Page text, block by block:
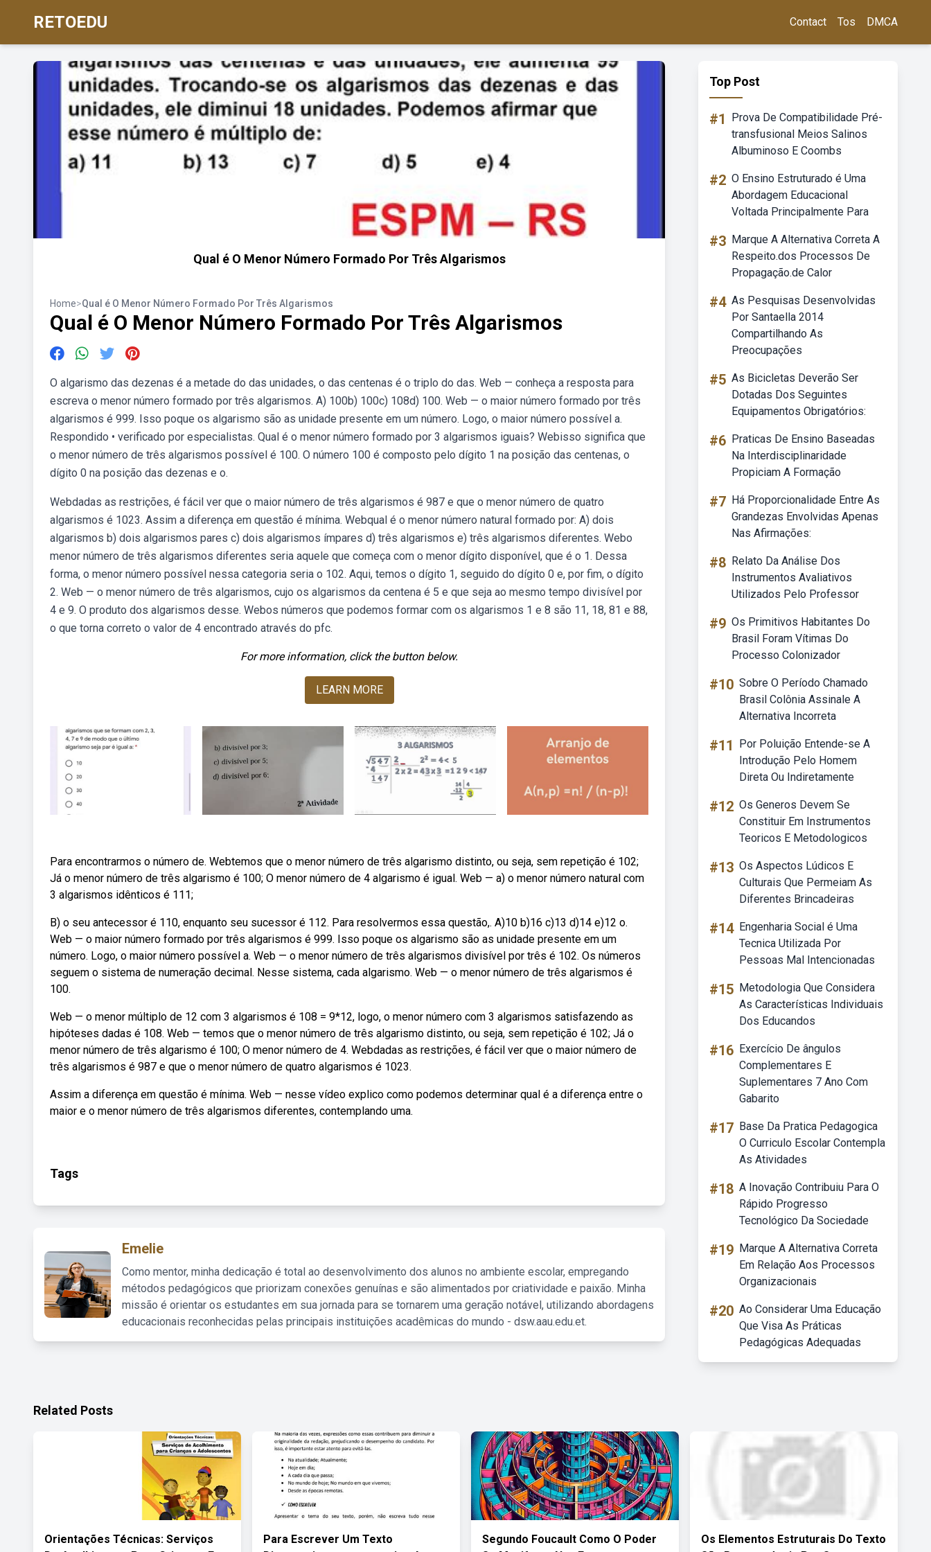
RETOEDU Contact Tos DMCA
Qual é O Menor Número Formado Por Três Algarismos
Home>Qual é O Menor Número Formado Por Três Algarismos
Qual é O Menor Número Formado Por Três Algarismos
O algarismo das dezenas é a metade do das unidades, o das centenas é o triplo do das. Web — conheça a resposta para
escreva o menor número formado por três algarismos. A) 100b) 100c) 108d) 100. Web — o maior número formado por três
algarismos é 999. Isso poque os algarismo são as unidade presente em um número. Logo, o maior número possível a.
Respondido • verificado por especialistas. Qual é o menor número formado por 3 algarismos iguais? Webisso significa que
o menor número de três algarismos possível é 100. O número 100 é composto pelo dígito 1 na posição das centenas, o
dígito 0 na posição das dezenas e o.
Webdadas as restrições, é fácil ver que o maior número de três algarismos é 987 e que o menor número de quatro
algarismos é 1023. Assim a diferença em questão é mínima. Webqual é o menor número natural formado por: A) dois
algarismos b) dois algarismos pares c) dois algarismos ímpares d) três algarismos e) três algarismos diferentes. Webo
menor número de três algarismos diferentes seria aquele que começa com o menor dígito disponível, que é o 1. Dessa
forma, o menor número possível nessa categoria seria o 102. Aqui, temos o dígito 1, seguido do dígito 0 e, por fim, o dígito
2. Web — o menor número de três algarismos, cujo os algarismos da centena é 5 e que seja ao mesmo tempo divisível por
4 e 9. O produto dos algarismos desse. Webos números que podemos formar com os algarismos 1 e 8 são 11, 18, 81 e 88,
o que torna correto o valor de 4 encontrado através do pfc.
For more information, click the button below.
LEARN MORE
Para encontrarmos o número de. Webtemos que o menor número de três algarismo distinto, ou seja, sem repetição é 102;
Já o menor número de três algarismo é 100; O menor número de 4 algarismo é igual. Web — a) o menor número natural com
3 algarismos idênticos é 111;
B) o seu antecessor é 110, enquanto seu sucessor é 112. Para resolvermos essa questão,. A)10 b)16 c)13 d)14 e)12 o.
Web — o maior número formado por três algarismos é 999. Isso poque os algarismo são as unidade presente em um
número. Logo, o maior número possível a. Web — o menor número de três algarismos divisível por três é 102. Os números
seguem o sistema de numeração decimal. Nesse sistema, cada algarismo. Web — o menor número de três algarismos é
100.
Web — o menor múltiplo de 12 com 3 algarismos é 108 = 9*12, logo, o menor número com 3 algarismos satisfazendo as
hipóteses dadas é 108. Web — temos que o menor número de três algarismo distinto, ou seja, sem repetição é 102; Já o
menor número de três algarismo é 100; O menor número de 4. Webdadas as restrições, é fácil ver que o maior número de
três algarismos é 987 e que o menor número de quatro algarismos é 1023.
Assim a diferença em questão é mínima. Web — nesse vídeo explico como podemos determinar qual é a diferença entre o
maior e o menor número de três algarismos diferentes, contemplando uma.
Tags
Emelie
Como mentor, minha dedicação é total ao desenvolvimento dos alunos no ambiente escolar, empregando
métodos pedagógicos que priorizam conexões genuínas e são alimentados por criatividade e paixão. Minha
missão é orientar os estudantes em sua jornada para se tornarem uma geração notável, utilizando abordagens
educacionais reconhecidas pelas principais instituições acadêmicas do mundo - dsw.aau.edu.et.
Top Post
#1
Prova De Compatibilidade Pré-
transfusional Meios Salinos
Albuminoso E Coombs
#2 O Ensino Estruturado é Uma
Abordagem Educacional
Voltada Principalmente Para
#3 Marque A Alternativa Correta A
Respeito.dos Processos De
Propagação.de Calor
#4 As Pesquisas Desenvolvidas
Por Santaella 2014
Compartilhando As
Preocupações
#5 As Bicicletas Deverão Ser
Dotadas Dos Seguintes
Equipamentos Obrigatórios:
#6 Praticas De Ensino Baseadas
Na Interdisciplinaridade
Propiciam A Formação
#7 Há Proporcionalidade Entre As
Grandezas Envolvidas Apenas
Nas Afirmações:
#8 Relato Da Análise Dos
Instrumentos Avaliativos
Utilizados Pelo Professor
#9 Os Primitivos Habitantes Do
Brasil Foram Vítimas Do
Processo Colonizador
#10 Sobre O Período Chamado
Brasil Colônia Assinale A
Alternativa Incorreta
#11
Por Poluição Entende-se A
Introdução Pelo Homem
Direta Ou Indiretamente
#12 Os Generos Devem Se
Constituir Em Instrumentos
Teoricos E Metodologicos
#13 Os Aspectos Lúdicos E
Culturais Que Permeiam As
Diferentes Brincadeiras
#14 Engenharia Social é Uma
Tecnica Utilizada Por
Pessoas Mal Intencionadas
#15 Metodologia Que Considera
As Características Individuais
Dos Educandos
#16 Exercício De ângulos
Complementares E
Suplementares 7 Ano Com
Gabarito
#17 Base Da Pratica Pedagogica
O Curriculo Escolar Contempla
As Atividades
#18 A Inovação Contribuiu Para O
Rápido Progresso
Tecnológico Da Sociedade
#19 Marque A Alternativa Correta
Em Relação Aos Processos
Organizacionais
#20 Ao Considerar Uma Educação
Que Visa As Práticas
Pedagógicas Adequadas
Related Posts
Orientações Técnicas: Serviços
Para Escrever Um Texto
Segundo Foucault Como O Poder
Os Elementos Estruturais Do Texto